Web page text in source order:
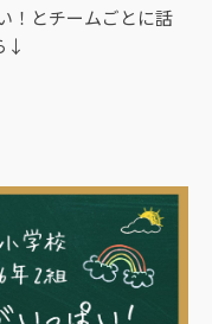
！とチームごとに話
↓